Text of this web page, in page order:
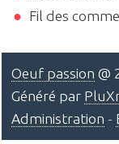
Fil des
Oeuf passion @
Généré par
Administration -